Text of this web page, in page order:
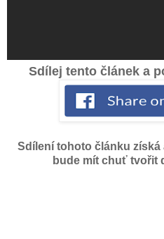
Sdílej tento článek a
Sdílení tohoto článku
bude mít chuť tvořit